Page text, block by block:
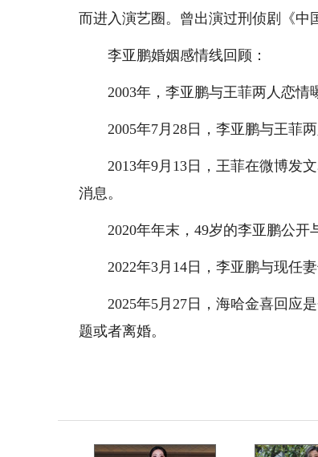
而进入演艺圈。曾出演过刑侦剧《中
李亚鹏婚姻感情线回顾：
2003年，李亚鹏与王菲两人恋情
2005年7月28日，李亚鹏与王菲两
2013年9月13日，王菲在微博发文
消息。
2020年年末，49岁的李亚鹏公开
2022年3月14日，李亚鹏与现任妻
2025年5月27日，海哈金喜回应是
题或者离婚。